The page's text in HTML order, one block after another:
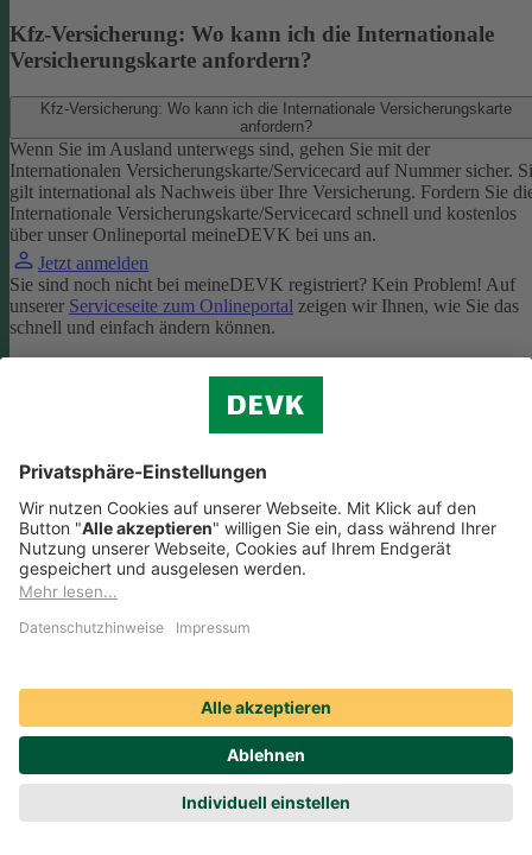
Kfz-Versicherung: Wo kann ich die Internationale
Versicherungskarte anfordern?
Kfz-Versicherung: Wo kann ich die Internationale Versicherungskarte
anfordern?
Wenn Sie im Ausland unterwegs sind, gehen Sie mit der
Internationalen Versicherungskarte/Servicecard auf Nummer sicher.
gilt international als Nachweis über Ihre Versicherung. Fordern Sie
Internationale Versicherungskarte/Servicecard schnell und kostenlos
über unser Onlineportal meineDEVK bei uns an.
Jetzt anmelden
Sie sind noch nicht bei meineDEVK registriert? Kein Problem! Auf
unserer Serviceseite zum Onlineportal zeigen wir Ihnen, wie Sie das
schnell und einfach ändern können.
Kfz-Versicherung: Wie kann ich meinen Zweitwagen
Ihren Zweitwagen (oder ein anderes Zweitfahrzeug wie ein Motorrad,
über die Pkw-Versicherung absichern. Dabei haben Sie den Vorteil,
dass ihr Zweitfahrzeug in eine höhere Schadenfreiheitsklasse
eingestuft wird, wenn bestimmte Voraussetzungen erfüllt sind.
Übrigens: Das gilt nicht nur für Ihre eigenen, sondern auch für die
Zweitfahrzeuge Ihrer Partnerin oder Ihres Partners
die Sparmöglichkeiten bei Zweitfahrzeugen darüber hinaus nutzen,
Fahranfänger:in
Zweitwagen-Versicherung.
Downloads zur Kfz-Versicherung
Kundenbroschüre herunterladen (PDF, 981 KB)